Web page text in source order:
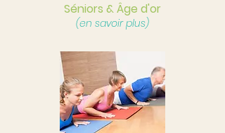
Séniors & Âge d'or
(en savoir plus)